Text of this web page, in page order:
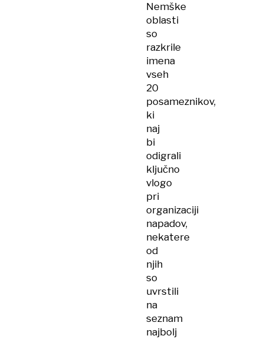
Nemške
oblasti
so
razkrile
imena
vseh
20
posameznikov,
ki
naj
bi
odigrali
ključno
vlogo
pri
organizaciji
napadov,
nekatere
od
njih
so
uvrstili
na
seznam
najbolj